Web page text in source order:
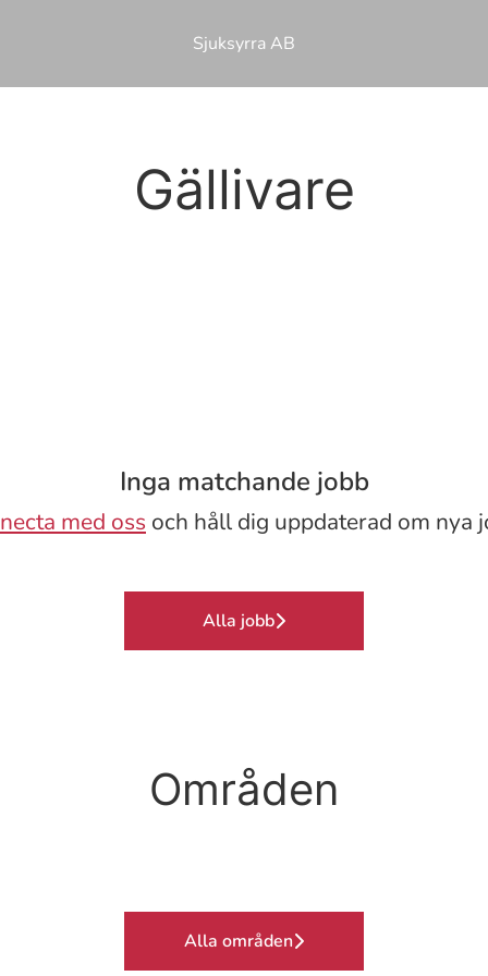
Sjuksyrra AB
Gällivare
Inga matchande jobb
med oss och håll dig uppdaterad om nya
Alla jobb
Områden
Alla områden